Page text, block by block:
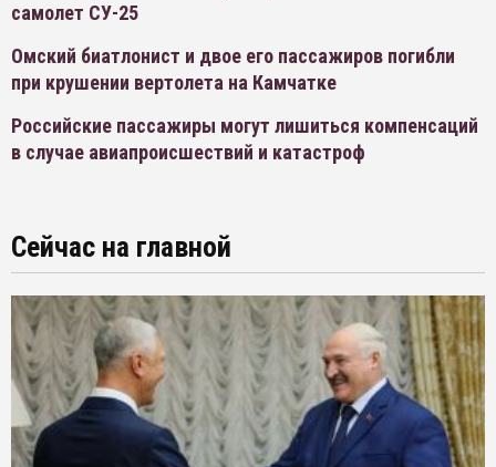
самолет СУ-25
Омский биатлонист и двое его пассажиров погибли
при крушении вертолета на Камчатке
Российские пассажиры могут лишиться компенсаций
в случае авиапроисшествий и катастроф
Сейчас на главной